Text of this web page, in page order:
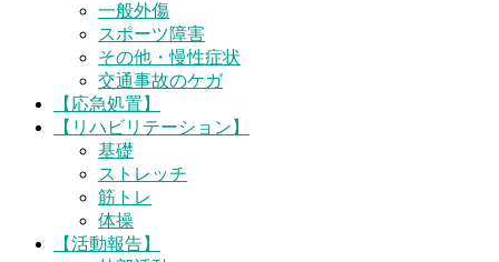
一般外傷
スポーツ障害
その他・慢性症状
交通事故のケガ
【応急処置】
【リハビリテーション】
基礎
ストレッチ
筋トレ
体操
【活動報告】